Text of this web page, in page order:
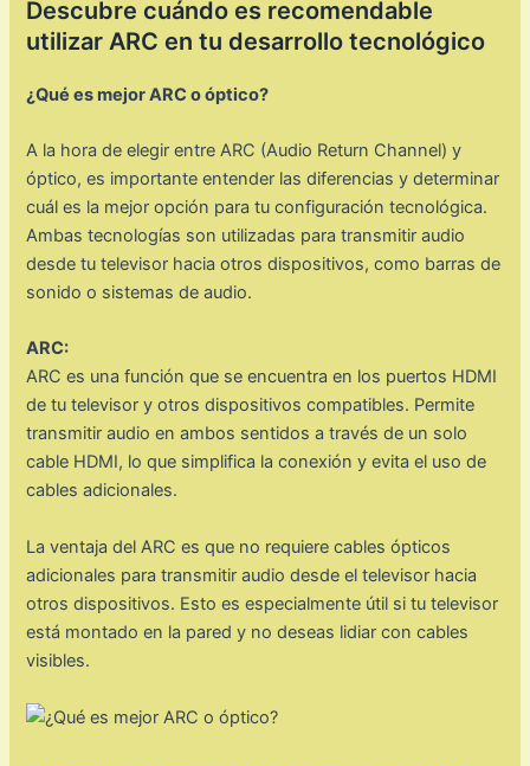
Descubre cuándo es recomendable
utilizar ARC en tu desarrollo tecnológico
¿Qué es mejor ARC o óptico?
A la hora de elegir entre ARC (Audio Return Channel) y
óptico, es importante entender las diferencias y determinar
cuál es la mejor opción para tu configuración tecnológica.
Ambas tecnologías son utilizadas para transmitir audio
desde tu televisor hacia otros dispositivos, como barras de
sonido o sistemas de audio.
ARC:
ARC es una función que se encuentra en los puertos HDMI
de tu televisor y otros dispositivos compatibles. Permite
transmitir audio en ambos sentidos a través de un solo
cable HDMI, lo que simplifica la conexión y evita el uso de
cables adicionales.
La ventaja del ARC es que no requiere cables ópticos
adicionales para transmitir audio desde el televisor hacia
otros dispositivos. Esto es especialmente útil si tu televisor
está montado en la pared y no deseas lidiar con cables
visibles.